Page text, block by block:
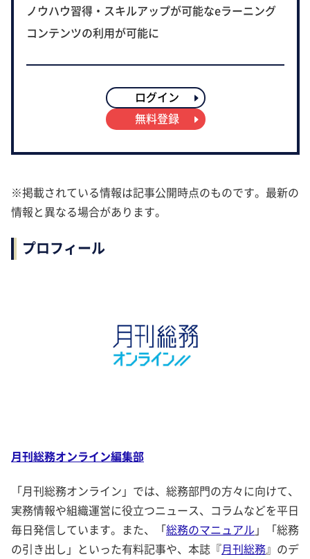
ノウハウ習得・スキルアップが可能なeラーニング
コンテンツの利用が可能に
ログイン
無料登録
※掲載されている情報は記事公開時点のものです。最新の
情報と異なる場合があります。
プロフィール
月刊総務オンライン編集部
「月刊総務オンライン」では、総務部門の方々に向けて、
実務情報や組織運営に役立つニュース、コラムなどを平日
毎日発信しています。また、「総務のマニュアル 」「総務
の引き出し」といった有料記事や、本誌『月刊総務』のデ